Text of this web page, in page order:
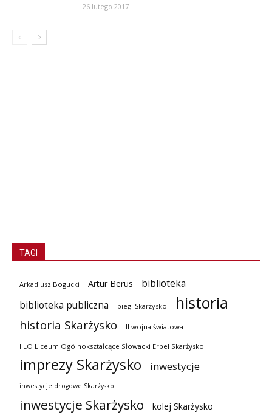
26 lutego 2017
TAGI
Arkadiusz Bogucki Artur Berus
biblioteka
biblioteka publiczna
biegi Skarżysko historia
historia Skarżysko II wojna światowa
I LO Liceum Ogólnokształcące Słowacki Erbel Skarżysko
imprezy Skarżysko inwestycje
inwestycje drogowe Skarżysko
inwestycje Skarżysko kolej Skarżysko